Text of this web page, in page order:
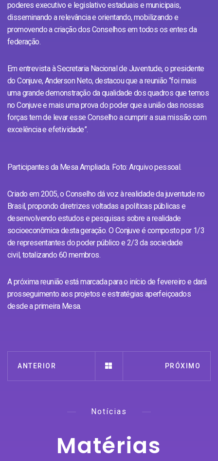
poderes executivo e legislativo estaduais e municipais,
disseminando a relevância e orientando, mobilizando e
promovendo a criação dos Conselhos em todos os entes da
federação.
Em entrevista à Secretaria Nacional de Juventude, o presidente
do Conjuve, Anderson Neto, destacou que a reunião “foi mais
uma grande demonstração da qualidade dos quadros que temos
no Conjuve e mais uma prova do poder que a união das nossas
forças tem de levar esse Conselho a cumprir a sua missão com
excelência e efetividade”.
Participantes da Mesa Ampliada. Foto: Arquivo pessoal.
Criado em 2005, o Conselho dá voz à realidade da juventude no
Brasil, propondo diretrizes voltadas a políticas públicas e
desenvolvendo estudos e pesquisas sobre a realidade
socioeconômica desta geração. O Conjuve é composto por 1/3
de representantes do poder público e 2/3 da sociedade
civil, totalizando 60 membros.
A próxima reunião está marcada para o início de fevereiro e dará
prosseguimento aos projetos e estratégias aperfeiçoados
desde a primeira Mesa.
ANTERIOR PRÓXIMO
Notícias
Matérias